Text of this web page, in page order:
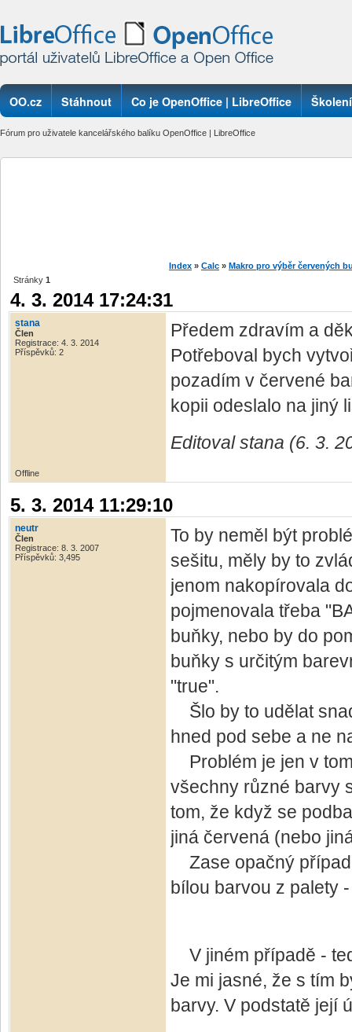
OO.cz Stáhnout Co je OpenOffice | LibreOffice Školení
Fórum pro uživatele kancelářského balíku OpenOffice | LibreOffice
Index » Calc » Makro pro výběr červených
Stránky 1
4. 3. 2014 17:24:31
stana
Člen
Registrace: 4. 3. 2014
Příspěvků: 2
Předem zdravím a
Potřeboval bych
pozadím v červené
kopii odeslalo na jiný
Editoval stana (6. 3.
Offline
5. 3. 2014 11:29:10
neutr
Člen
Registrace: 8. 3. 2007
Příspěvků: 3,495
To by neměl být
sešitu, měly by to
jenom nakopírovala
pojmenovala třeba
buňky, nebo by do
buňky s určitým
"true".
Šlo by to udělat
hned pod sebe a ne
Problém je jen v
všechny různé barvy
tom, že když se
jiná červená (nebo
Zase opačný případ
bílou barvou z palety
V jiném případě -
Je mi jasné, že s tím
barvy. V podstatě její